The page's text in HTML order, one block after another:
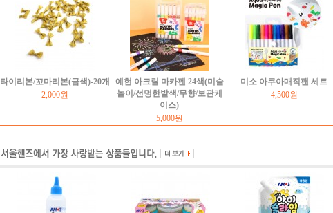
타이리본/꼬마리본(금색)-20개
2,000원
예현 아크릴 마카펜 24색(미술
놀이/선명한발색/무향/보관케
이스)
5,000원
미소 아쿠아매직팬 세트
4,500원